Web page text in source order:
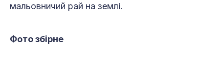
мальовничий рай на землі.
Фото збірне